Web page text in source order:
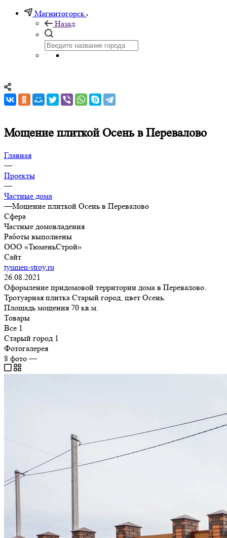
Магнитогорск
Назад
Мощение плиткой Осень в Перевалово
Главная
—
Проекты
—
Частные дома
—Мощение плиткой Осень в Перевалово
Сфера
Частные домовладения
Работы выполнены
ООО «ТюменьСтрой»
Сайт
tyumen-stroy.ru
26.08.2021
Оформление придомовой территории дома в Перевалово.
Тротуарная плитка Старый город, цвет Осень.
Площадь мощения 70 кв.м.
Товары
Все 1
Старый город 1
Фотогалерея
8 фото—